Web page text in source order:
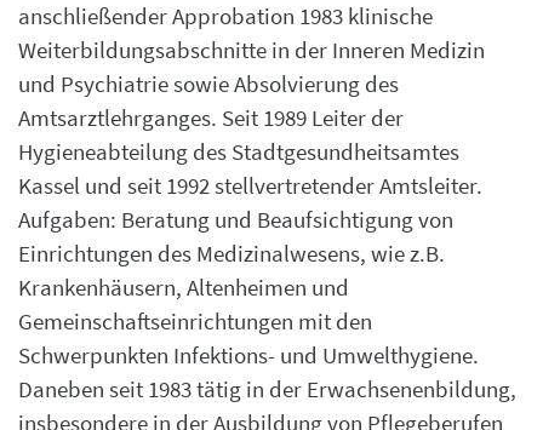
anschließender Approbation 1983 klinische
Weiterbildungsabschnitte in der Inneren Medizin
und Psychiatrie sowie Absolvierung des
Amtsarztlehrganges. Seit 1989 Leiter der
Hygieneabteilung des Stadtgesundheitsamtes
Kassel und seit 1992 stellvertretender Amtsleiter.
Aufgaben: Beratung und Beaufsichtigung von
Einrichtungen des Medizinalwesens, wie z.B.
Krankenhäusern, Altenheimen und
Gemeinschaftseinrichtungen mit den
Schwerpunkten Infektions- und Umwelthygiene.
Daneben seit 1983 tätig in der Erwachsenenbildung,
insbesondere in der Ausbildung von Pflegeberufen